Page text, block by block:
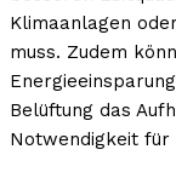
Klimaanlagen
muss. Zudem
Belüftung das
Notwendigkeit für